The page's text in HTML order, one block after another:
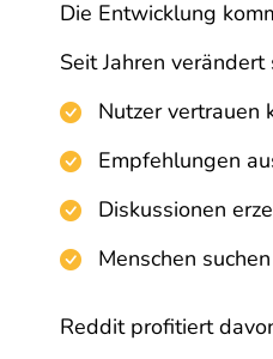
Die Entwicklung
Seit Jahren
Nutzer vertrauen
Empfehlungen
Diskussionen
Menschen
Reddit profitiert